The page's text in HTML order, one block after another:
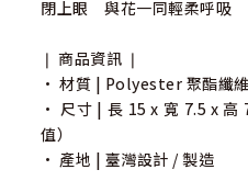
閉上眼 與花一同輕柔呼吸
❘ 商品資訊 ❘
• 材質 | Polyester 聚酯纖維
• 尺寸 | 長 15 x 寬 7.5 x
值）
• 產地 | 臺灣設計 / 製造